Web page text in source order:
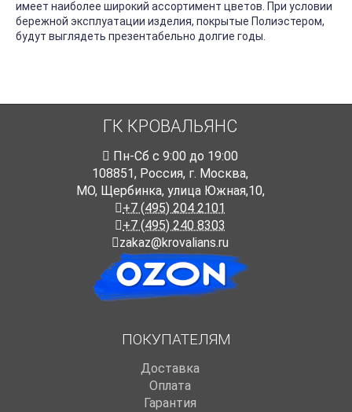
имеет наиболее широкий ассортимент цветов. При условии
бережной эксплуатации изделия, покрытые Полиэстером,
будут выглядеть презентабельно долгие годы.
ГК КРОВАЛЬЯНС
Пн-Cб с 9:00 до 19:00
108851, Россия, г. Москва,
МО, Щербинка, улица Южная,10,
+7 (495) 204 2101
+7 (495) 240 8303
zakaz@krovalians.ru
ПОКУПАТЕЛЯМ
Доставка
Оплата
Гарантия